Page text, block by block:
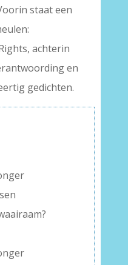
staat een
achterin
en
gedichten.